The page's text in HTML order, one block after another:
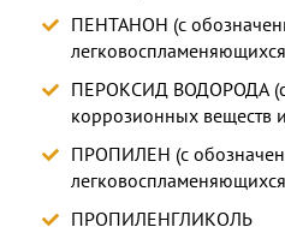
ПЕНТАНОН (с
ПЕРОКСИД ВОДОРОДА (с
коррозионных веществ
ПРОПИЛЕН (с
ПРОПИЛЕНГЛИКОЛЬ